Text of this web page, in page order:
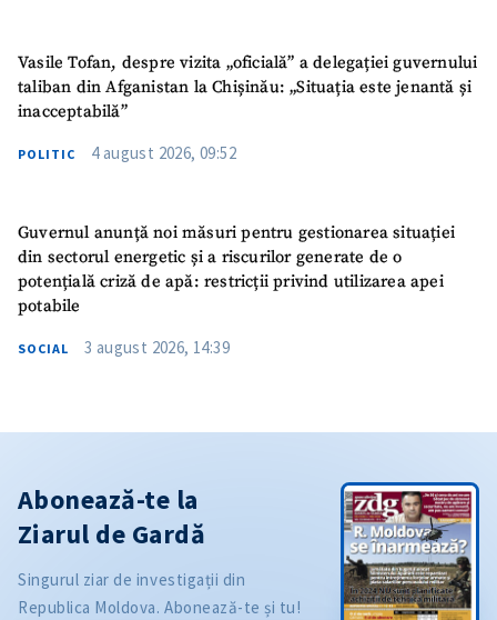
Vasile Tofan, despre vizita „oficială” a delegației guvernului
taliban din Afganistan la Chișinău: „Situația este jenantă și
inacceptabilă”
POLITIC 4 august 2026, 09:52
Guvernul anunță noi măsuri pentru gestionarea situației
din sectorul energetic și a riscurilor generate de o
potențială criză de apă: restricții privind utilizarea apei
potabile
SOCIAL 3 august 2026, 14:39
Abonează-te la
Ziarul de Gardă
Singurul ziar de investigații din
Republica Moldova. Abonează-te și tu!